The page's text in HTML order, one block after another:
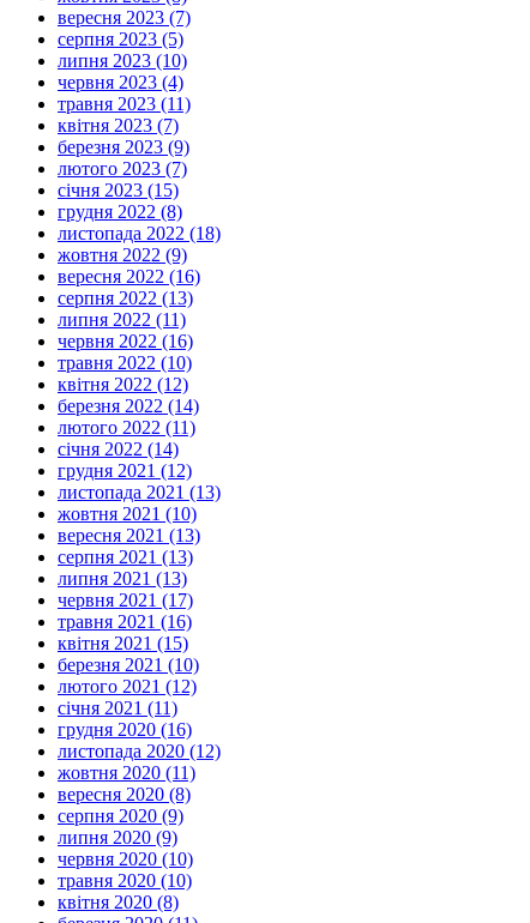
вересня 2023 (7)
серпня 2023 (5)
липня 2023 (10)
червня 2023 (4)
травня 2023 (11)
квітня 2023 (7)
березня 2023 (9)
лютого 2023 (7)
січня 2023 (15)
грудня 2022 (8)
листопада 2022 (18)
жовтня 2022 (9)
вересня 2022 (16)
серпня 2022 (13)
липня 2022 (11)
червня 2022 (16)
травня 2022 (10)
квітня 2022 (12)
березня 2022 (14)
лютого 2022 (11)
січня 2022 (14)
грудня 2021 (12)
листопада 2021 (13)
жовтня 2021 (10)
вересня 2021 (13)
серпня 2021 (13)
липня 2021 (13)
червня 2021 (17)
травня 2021 (16)
квітня 2021 (15)
березня 2021 (10)
лютого 2021 (12)
січня 2021 (11)
грудня 2020 (16)
листопада 2020 (12)
жовтня 2020 (11)
вересня 2020 (8)
серпня 2020 (9)
липня 2020 (9)
червня 2020 (10)
травня 2020 (10)
квітня 2020 (8)